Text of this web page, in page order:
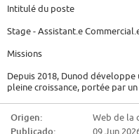
Intitulé du poste
Stage - Assistant.e
Missions
Depuis 2018, Dunod
pleine croissance, portée par
Rejoindre Dunod Formation,
Origen:
Web de la
Publicado:
09 Jun